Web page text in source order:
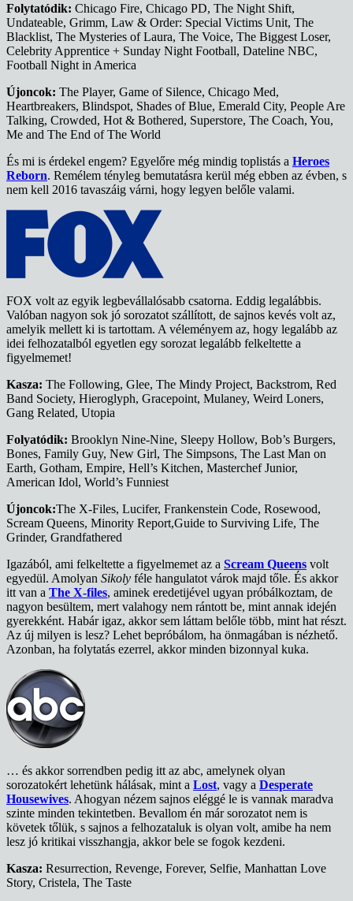
Folytatódik: Chicago Fire, Chicago PD, The Night Shift,
Undateable, Grimm, Law & Order: Special Victims Unit, The
Blacklist, The Mysteries of Laura, The Voice, The Biggest Loser,
Celebrity Apprentice + Sunday Night Football, Dateline NBC,
Football Night in America
Újoncok: The Player, Game of Silence, Chicago Med,
Heartbreakers, Blindspot, Shades of Blue, Emerald City, People Are
Talking, Crowded, Hot & Bothered, Superstore, The Coach, You,
Me and The End of The World
És mi is érdekel engem? Egyelőre még mindig toplistás a Heroes
Reborn. Remélem tényleg bemutatásra kerül még ebben az évben, s
nem kell 2016 tavaszáig várni, hogy legyen belőle valami.
FOX volt az egyik legbevállalósabb csatorna. Eddig legalábbis.
Valóban nagyon sok jó sorozatot szállított, de sajnos kevés volt az,
amelyik mellett ki is tartottam. A véleményem az, hogy legalább az
idei felhozatalból egyetlen egy sorozat legalább felkeltette a
figyelmemet!
Kasza: The Following, Glee, The Mindy Project, Backstrom, Red
Band Society, Hieroglyph, Gracepoint, Mulaney, Weird Loners,
Gang Related, Utopia
Folyatódik: Brooklyn Nine-Nine, Sleepy Hollow, Bob’s Burgers,
Bones, Family Guy, New Girl, The Simpsons, The Last Man on
Earth, Gotham, Empire, Hell’s Kitchen, Masterchef Junior,
American Idol, World’s Funniest
Újoncok:The X-Files, Lucifer, Frankenstein Code, Rosewood,
Scream Queens, Minority Report,Guide to Surviving Life, The
Grinder, Grandfathered
Igazából, ami felkeltette a figyelmemet az a Scream Queens volt
egyedül. Amolyan Sikoly féle hangulatot várok majd tőle. És akkor
itt van a The X-files, aminek eredetijével ugyan próbálkoztam, de
nagyon besültem, mert valahogy nem rántott be, mint annak idején
gyerekként. Habár igaz, akkor sem láttam belőle több, mint hat részt.
Az új milyen is lesz? Lehet bepróbálom, ha önmagában is nézhető.
Azonban, ha folytatás ezerrel, akkor minden bizonnyal kuka.
… és akkor sorrendben pedig itt az abc, amelynek olyan
sorozatokért lehetünk hálásak, mint a Lost, vagy a Desperate
Housewives. Ahogyan nézem sajnos eléggé le is vannak maradva
szinte minden tekintetben. Bevallom én már sorozatot nem is
követek tőlük, s sajnos a felhozataluk is olyan volt, amibe ha nem
lesz jó kritikai visszhangja, akkor bele se fogok kezdeni.
Kasza: Resurrection, Revenge, Forever, Selfie, Manhattan Love
Story, Cristela, The Taste